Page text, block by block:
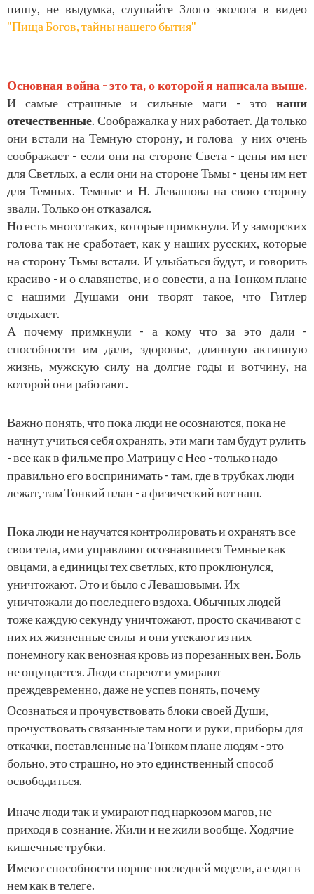
пишу, не выдумка, слушайте Злого эколога в видео
"Пища Богов, тайны нашего бытия"
Основная война - это та, о которой я написала выше.
И самые страшные и сильные маги - это наши
отечественные. Соображалка у них работает. Да только
они встали на Темную сторону, и голова у них очень
соображает - если они на стороне Света - цены им нет
для Светлых, а если они на стороне Тьмы - цены им нет
для Темных. Темные и Н. Левашова на свою сторону
звали. Только он отказался.
Но есть много таких, которые примкнули. И у заморских
голова так не сработает, как у наших русских, которые
на сторону Тьмы встали. И улыбаться будут, и говорить
красиво - и о славянстве, и о совести, а на Тонком плане
с нашими Душами они творят такое, что Гитлер
отдыхает.
А почему примкнули - а кому что за это дали -
способности им дали, здоровье, длинную активную
жизнь, мужскую силу на долгие годы и вотчину, на
которой они работают.
Важно понять, что пока люди не осознаются, пока не
начнут учиться себя охранять, эти маги там будут рулить
- все как в фильме про Матрицу с Нео - только надо
правильно его воспринимать - там, где в трубках люди
лежат, там Тонкий план - а физический вот наш.
Пока люди не научатся контролировать и охранять все
свои тела, ими управляют осознавшиеся Темные как
овцами, а единицы тех светлых, кто проклюнулся,
уничтожают. Это и было с Левашовыми. Их
уничтожали до последнего вздоха. Обычных людей
тоже каждую секунду уничтожают, просто скачивают с
них их жизненные силы и они утекают из них
понемногу как венозная кровь из порезанных вен. Боль
не ощущается. Люди стареют и умирают
преждевременно, даже не успев понять, почему
Осознаться и прочувствовать блоки своей Души,
прочуствовать связанные там ноги и руки, приборы для
откачки, поставленные на Тонком плане людям - это
больно, это страшно, но это единственный способ
освободиться.
Иначе люди так и умирают под наркозом магов, не
приходя в сознание. Жили и не жили вообще. Ходячие
кишечные трубки.
Имеют способности порше последней модели, а ездят в
нем как в телеге.